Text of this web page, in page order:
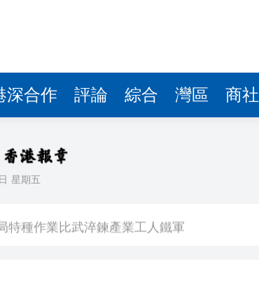
深合作 評論 綜合 灣區 商社
星期五
能源汽車股受壓
「中國機場魅力指數」
航文旅融合出新出彩
大連太平灣植物蛋白加工項目穩步推進
特種作業比武淬鍊產業工人鐵軍